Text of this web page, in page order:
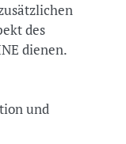
des
dienen.